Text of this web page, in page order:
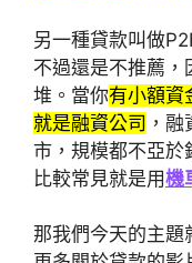
另一種貸款叫做
不過還是不推薦，
堆。當你有小額資
就是融資公司 ，
市，規模都不亞於
比較常見就是用機
那我們今天的主題